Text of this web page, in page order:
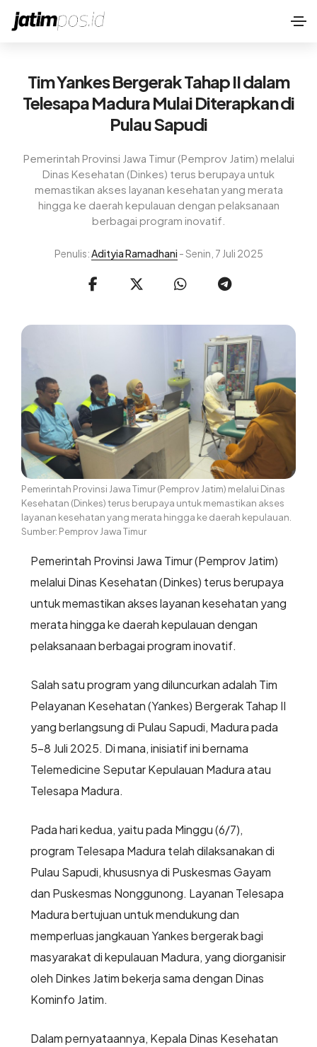
Tim Yankes Bergerak Tahap II dalam
Telesapa Madura Mulai Diterapkan di
Pulau Sapudi
Pemerintah Provinsi Jawa Timur (Pemprov Jatim) melalui
Dinas Kesehatan (Dinkes) terus berupaya untuk
memastikan akses layanan kesehatan yang merata
hingga ke daerah kepulauan dengan pelaksanaan
berbagai program inovatif.
Penulis:Adityia Ramadhani - Senin, 7 Juli 2025
Pemerintah Provinsi Jawa Timur (Pemprov Jatim) melalui Dinas
Kesehatan (Dinkes) terus berupaya untuk memastikan akses
layanan kesehatan yang merata hingga ke daerah kepulauan.
Sumber: Pemprov Jawa Timur
Pemerintah Provinsi Jawa Timur (Pemprov Jatim)
melalui Dinas Kesehatan (Dinkes) terus berupaya
untuk memastikan akses layanan kesehatan yang
merata hingga ke daerah kepulauan dengan
pelaksanaan berbagai program inovatif.
Salah satu program yang diluncurkan adalah Tim
Pelayanan Kesehatan (Yankes) Bergerak Tahap II
yang berlangsung di Pulau Sapudi, Madura pada
5-8 Juli 2025. Di mana, inisiatif ini bernama
Telemedicine Seputar Kepulauan Madura atau
Telesapa Madura.
Pada hari kedua, yaitu pada Minggu (6/7),
program Telesapa Madura telah dilaksanakan di
Pulau Sapudi, khususnya di Puskesmas Gayam
dan Puskesmas Nonggunong. Layanan Telesapa
Madura bertujuan untuk mendukung dan
memperluas jangkauan Yankes bergerak bagi
masyarakat di kepulauan Madura, yang diorganisir
oleh Dinkes Jatim bekerja sama dengan Dinas
Kominfo Jatim.
Dalam pernyataannya, Kepala Dinas Kesehatan